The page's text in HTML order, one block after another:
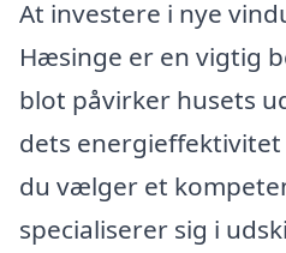
At investere i nye
Hæsinge er en vigtig
blot påvirker husets
dets
du vælger et
specialiserer sig i